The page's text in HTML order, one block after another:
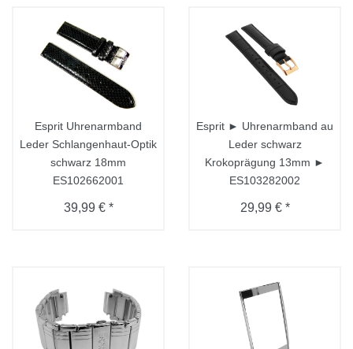
Esprit Uhrenarmband
Leder Schlangenhaut-Optik
schwarz 18mm
ES102662001
39,99 € *
Esprit ► Uhrenarmband au
Leder schwarz
Krokoprägung 13mm ►
ES103282002
29,99 € *